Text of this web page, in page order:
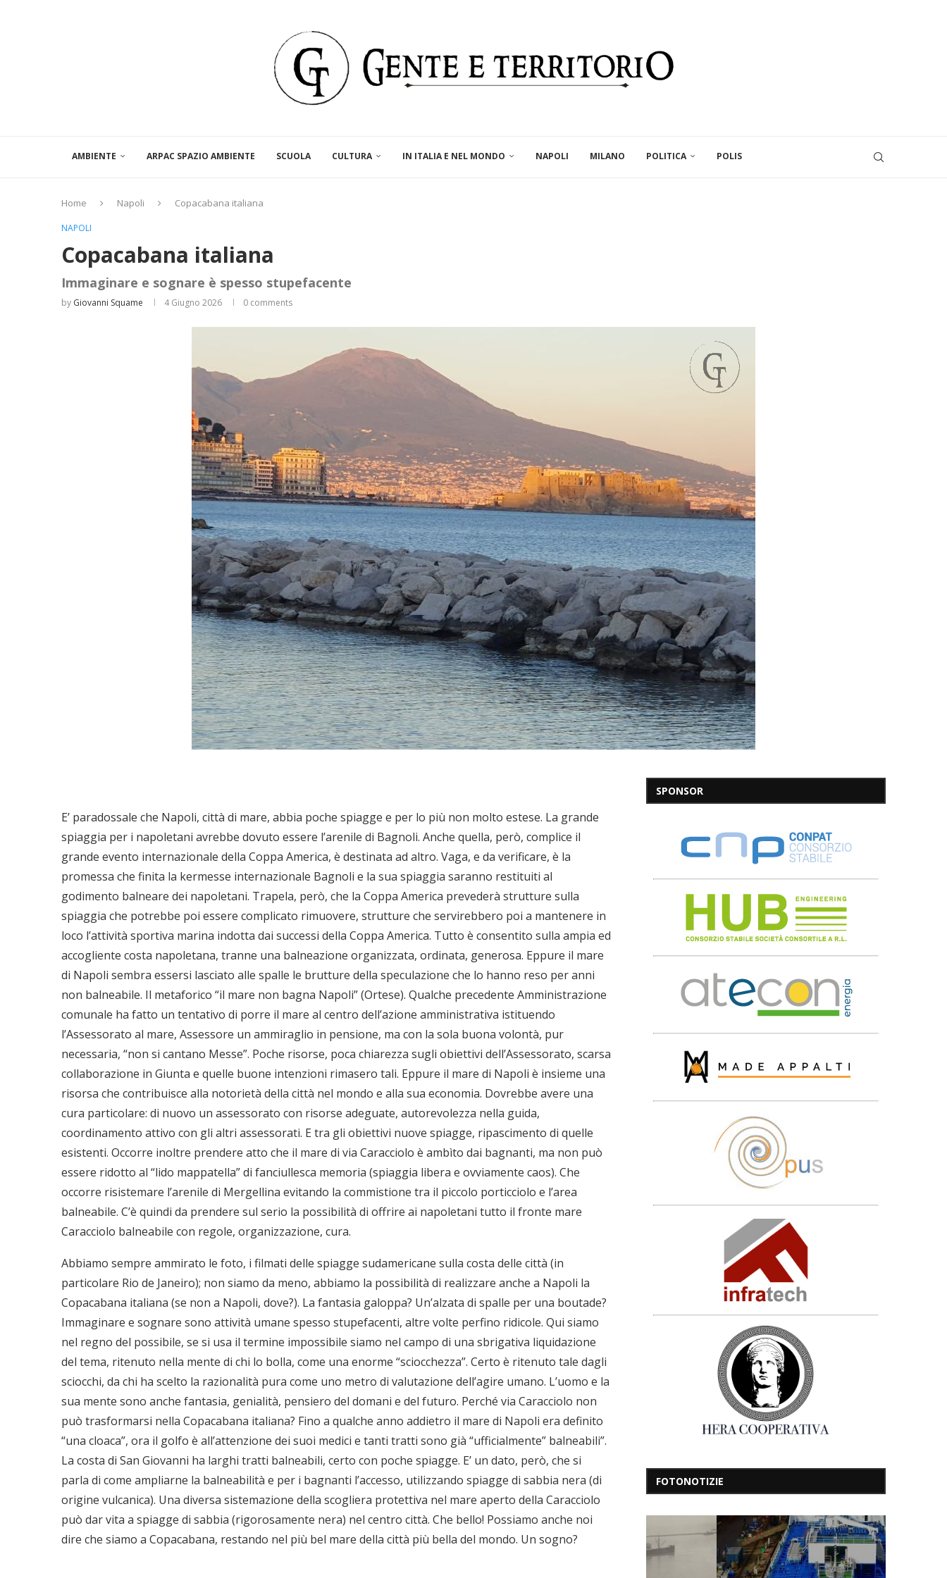
AMBIENTE ARPAC SPAZIO AMBIENTE SCUOLA CULTURA IN ITALIA E NEL MONDO NAPOLI MILANO POLITICA POLIS
Home Napoli Copacabana italiana
NAPOLI
Copacabana italiana
Immaginare e sognare è spesso stupefacente
by Giovanni Squame 4 Giugno 2026 0 comments
E’ paradossale che Napoli, città di mare, abbia poche spiagge e per lo più non molto estese. La grande
spiaggia per i napoletani avrebbe dovuto essere l’arenile di Bagnoli. Anche quella, però, complice il
grande evento internazionale della Coppa America, è destinata ad altro. Vaga, e da verificare, è la
promessa che finita la kermesse internazionale Bagnoli e la sua spiaggia saranno restituiti al
godimento balneare dei napoletani. Trapela, però, che la Coppa America prevederà strutture sulla
spiaggia che potrebbe poi essere complicato rimuovere, strutture che servirebbero poi a mantenere in
loco l’attività sportiva marina indotta dai successi della Coppa America. Tutto è consentito sulla ampia ed
accogliente costa napoletana, tranne una balneazione organizzata, ordinata, generosa. Eppure il mare
di Napoli sembra essersi lasciato alle spalle le brutture della speculazione che lo hanno reso per anni
non balneabile. Il metaforico “il mare non bagna Napoli” (Ortese). Qualche precedente Amministrazione
comunale ha fatto un tentativo di porre il mare al centro dell’azione amministrativa istituendo
l’Assessorato al mare, Assessore un ammiraglio in pensione, ma con la sola buona volontà, pur
necessaria, “non si cantano Messe”. Poche risorse, poca chiarezza sugli obiettivi dell’Assessorato, scarsa
collaborazione in Giunta e quelle buone intenzioni rimasero tali. Eppure il mare di Napoli è insieme una
risorsa che contribuisce alla notorietà della città nel mondo e alla sua economia. Dovrebbe avere una
cura particolare: di nuovo un assessorato con risorse adeguate, autorevolezza nella guida,
coordinamento attivo con gli altri assessorati. E tra gli obiettivi nuove spiagge, ripascimento di quelle
esistenti. Occorre inoltre prendere atto che il mare di via Caracciolo è ambìto dai bagnanti, ma non può
essere ridotto al “lido mappatella” di fanciullesca memoria (spiaggia libera e ovviamente caos). Che
occorre risistemare l’arenile di Mergellina evitando la commistione tra il piccolo porticciolo e l’area
balneabile. C’è quindi da prendere sul serio la possibilità di offrire ai napoletani tutto il fronte mare
Caracciolo balneabile con regole, organizzazione, cura.
Abbiamo sempre ammirato le foto, i filmati delle spiagge sudamericane sulla costa delle città (in
particolare Rio de Janeiro); non siamo da meno, abbiamo la possibilità di realizzare anche a Napoli la
Copacabana italiana (se non a Napoli, dove?). La fantasia galoppa? Un’alzata di spalle per una boutade?
Immaginare e sognare sono attività umane spesso stupefacenti, altre volte perfino ridicole. Qui siamo
nel regno del possibile, se si usa il termine impossibile siamo nel campo di una sbrigativa liquidazione
del tema, ritenuto nella mente di chi lo bolla, come una enorme “sciocchezza”. Certo è ritenuto tale dagli
sciocchi, da chi ha scelto la razionalità pura come uno metro di valutazione dell’agire umano. L’uomo e la
sua mente sono anche fantasia, genialità, pensiero del domani e del futuro. Perché via Caracciolo non
può trasformarsi nella Copacabana italiana? Fino a qualche anno addietro il mare di Napoli era definito
“una cloaca”, ora il golfo è all’attenzione dei suoi medici e tanti tratti sono già “ufficialmente” balneabili”.
La costa di San Giovanni ha larghi tratti balneabili, certo con poche spiagge. E’ un dato, però, che si
parla di come ampliarne la balneabilità e per i bagnanti l’accesso, utilizzando spiagge di sabbia nera (di
origine vulcanica). Una diversa sistemazione della scogliera protettiva nel mare aperto della Caracciolo
può dar vita a spiagge di sabbia (rigorosamente nera) nel centro città. Che bello! Possiamo anche noi
dire che siamo a Copacabana, restando nel più bel mare della città più bella del mondo. Un sogno?
SPONSOR
FOTONOTIZIE